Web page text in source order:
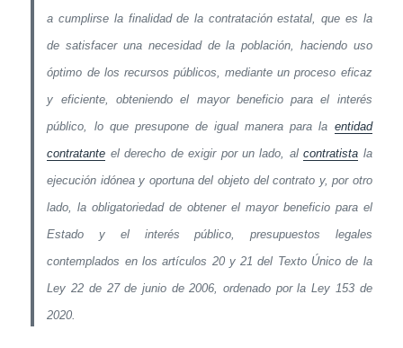
a cumplirse la finalidad de la contratación estatal, que es la
de satisfacer una necesidad de la población, haciendo uso
óptimo de los recursos públicos, mediante un proceso eficaz
y eficiente, obteniendo el mayor beneficio para el interés
público, lo que presupone de igual manera para la entidad
contratante el derecho de exigir por un lado, alcontratista la
ejecución idónea y oportuna del objeto del contrato y, por otro
lado, la obligatoriedad de obtener el mayor beneficio para el
Estado y el interés público, presupuestos legales
contemplados en los artículos 20 y 21 del Texto Único de la
Ley 22 de 27 de junio de 2006, ordenado por la Ley 153 de
2020.